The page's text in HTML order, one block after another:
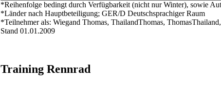
*Reihenfolge bedingt durch Verfügbarkeit (nicht nur Winter), sowie
*Länder nach Hauptbeteiligung; GER/D Deutschsprachiger Raum
*Teilnehmer als: Wiegand Thomas, ThailandThomas,
Stand 01.01.2009
Training Rennrad